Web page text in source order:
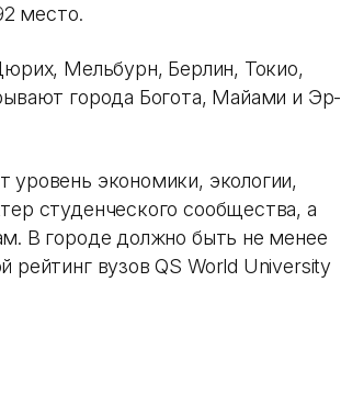
место.
Мельбурн, Берлин, Токио,
города Богота, Майами и Эр-
экономики, экологии,
студенческого сообщества, а
В городе должно быть не менее
рейтинг вузов QS World University